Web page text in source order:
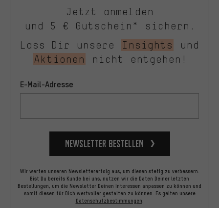
Jetzt anmelden
und 5 € Gutschein* sichern.
Lass Dir unsere
Insights
und
Aktionen
nicht entgehen!
E-Mail-Adresse
Newsletter bestellen
Wir werten unseren Newslettererfolg aus, um diesen stetig zu verbessern.
Bist Du bereits Kunde bei uns, nutzen wir die Daten Deiner letzten
Bestellungen, um die Newsletter Deinen Interessen anpassen zu können und
somit diesen für Dich wertvoller gestalten zu können. Es gelten unsere
Datenschutzbestimmungen